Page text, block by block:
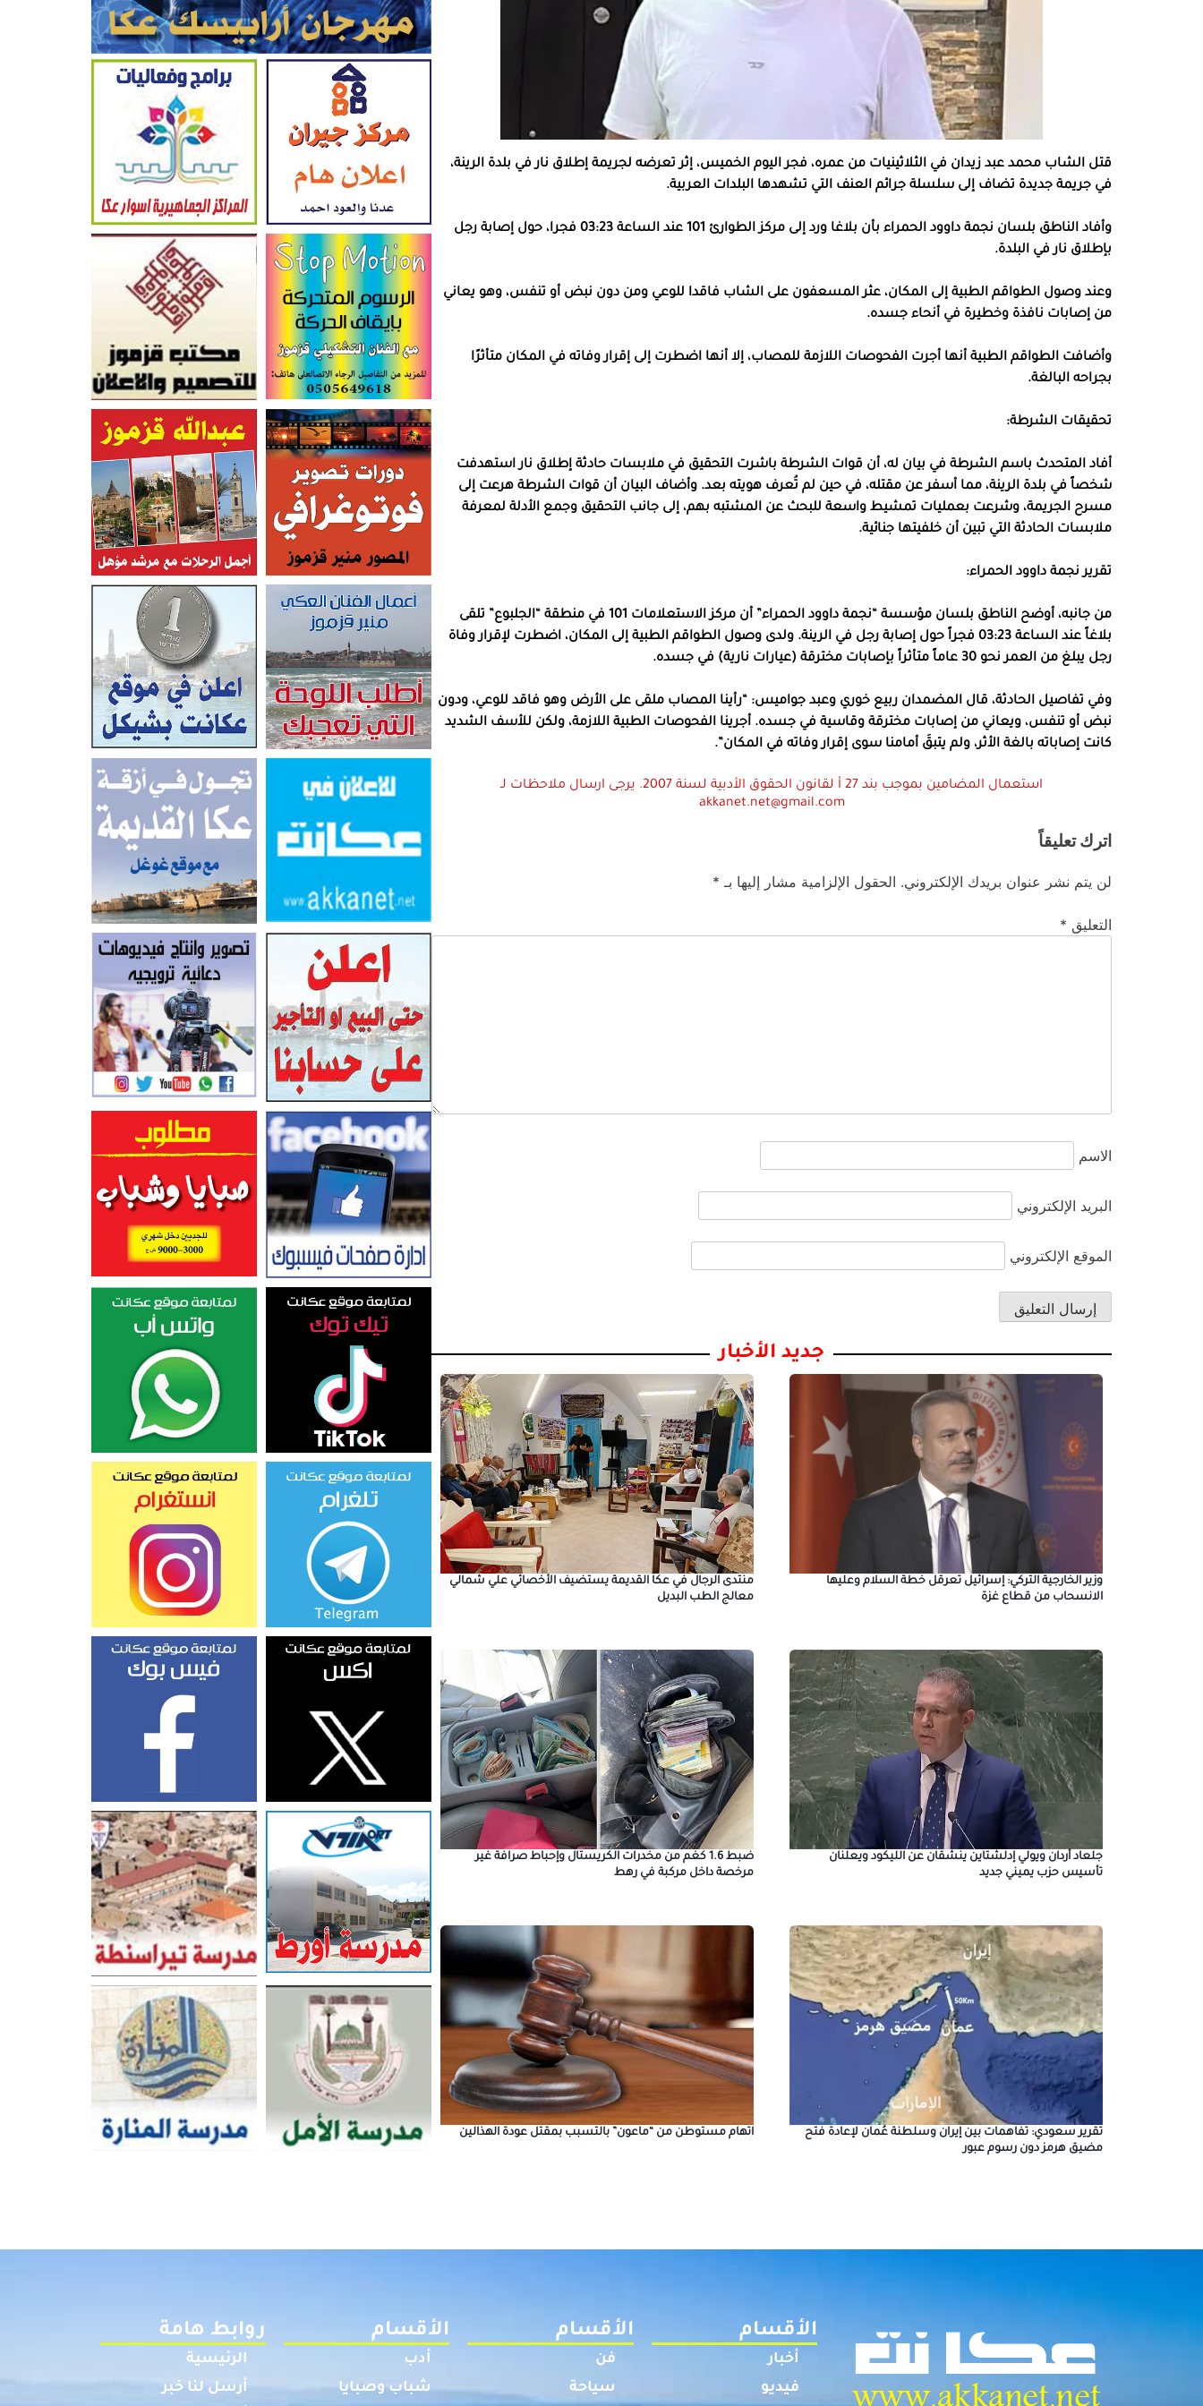
قتل الشاب محمد عبد زيدان في الثلاثينيات من عمره، فجر اليوم الخميس، إثر تعرضه لجريمة إطلاق نار في بلدة الرينة،
في جريمة جديدة تضاف إلى سلسلة جرائم العنف التي تشهدها البلدات العربية.
وأفاد الناطق بلسان نجمة داوود الحمراء بأن بلاغا ورد إلى مركز الطوارئ 101 عند الساعة 03:23 فجرا، حول إصابة رجل
بإطلاق نار في البلدة.
وعند وصول الطواقم الطبية إلى المكان، عثر المسعفون على الشاب فاقدا للوعي ومن دون نبض أو تنفس، وهو يعاني
من إصابات نافذة وخطيرة في أنحاء جسده.
وأضافت الطواقم الطبية أنها أجرت الفحوصات اللازمة للمصاب، إلا أنها اضطرت إلى إقرار وفاته في المكان متأثرًا
بجراحه البالغة.
تحقيقات الشرطة:
أفاد المتحدث باسم الشرطة في بيان له، أن قوات الشرطة باشرت التحقيق في ملابسات حادثة إطلاق نار استهدفت
شخصاً في بلدة الرينة، مما أسفر عن مقتله، في حين لم تُعرف هويته بعد. وأضاف البيان أن قوات الشرطة هرعت إلى
مسرح الجريمة، وشرعت بعمليات تمشيط واسعة للبحث عن المشتبه بهم، إلى جانب التحقيق وجمع الأدلة لمعرفة
ملابسات الحادثة التي تبين أن خلفيتها جنائية.
تقرير نجمة داوود الحمراء:
من جانبه، أوضح الناطق بلسان مؤسسة “نجمة داوود الحمراء” أن مركز الاستعلامات 101 في منطقة “الجلبوع” تلقى
بلاغاً عند الساعة 03:23 فجراً حول إصابة رجل في الرينة. ولدى وصول الطواقم الطبية إلى المكان، اضطرت لإقرار وفاة
رجل يبلغ من العمر نحو 30 عاماً متأثراً بإصابات مخترقة (عيارات نارية) في جسده.
​وفي تفاصيل الحادثة، قال المضمدان ربيع خوري وعبد جواميس: “رأينا المصاب ملقى على الأرض وهو فاقد للوعي، ودون
نبض أو تنفس، ويعاني من إصابات مخترقة وقاسية في جسده. أجرينا الفحوصات الطبية اللازمة، ولكن للأسف الشديد
كانت إصاباته بالغة الأثر، ولم يتبقَ أمامنا سوى إقرار وفاته في المكان”.
استعمال المضامين بموجب بند 27 أ لقانون الحقوق الأدبية لسنة 2007. يرجى ارسال ملاحظات لـ
akkanet.net@gmail.com
اترك تعليقاً
لن يتم نشر عنوان بريدك الإلكتروني. الحقول الإلزامية مشار إليها بـ *
التعليق *
الاسم
البريد الإلكتروني
الموقع الإلكتروني
جديد الأخبار
وزير الخارجية التركي: إسرائيل تعرقل خطة السلام وعليها
الانسحاب من قطاع غزة
منتدى الرجال في عكا القديمة يستضيف الأخصائي علي شمالي
معالج الطب البديل
جلعاد أردان ويولي إدلشتاين ينشقان عن الليكود ويعلنان
تأسيس حزب يميني جديد
ضبط 1.6 كغم من مخدرات الكريستال وإحباط صرافة غير
مرخصة داخل مركبة في رهط
تقرير سعودي: تفاهمات بين إيران وسلطنة عُمان لإعادة فتح
مضيق هرمز دون رسوم عبور
اتهام مستوطن من “ماعون” بالتسبب بمقتل عودة الهذالين
الأقسام
أخبار
فيديو
الأقسام
فن
سياحة
الأقسام
أدب
شباب وصبايا
روابط هامة
الرئيسية
أرسل لنا خبر